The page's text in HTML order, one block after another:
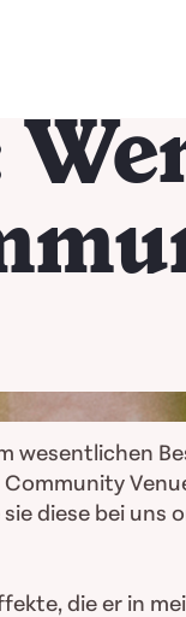
wesentlichen
diese bei uns
die er in